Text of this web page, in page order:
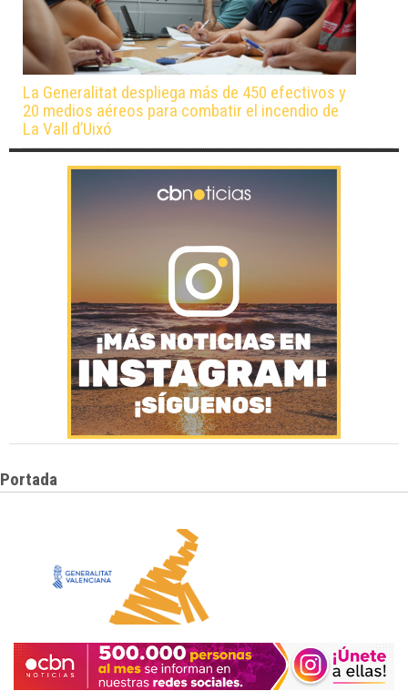
La Generalitat despliega más de 450 efectivos y
20 medios aéreos para combatir el incendio de
La Vall d’Uixó
Portada